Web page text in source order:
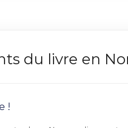
du livre en
!